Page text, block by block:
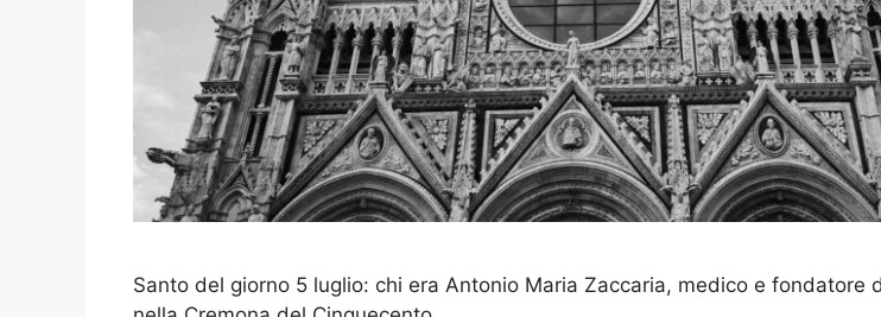
Santo del giorno 5 luglio: chi era Antonio Maria Zaccaria, medico e fondatore